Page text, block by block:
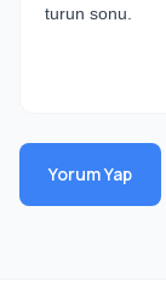
turun sonu.
Yorum Yap